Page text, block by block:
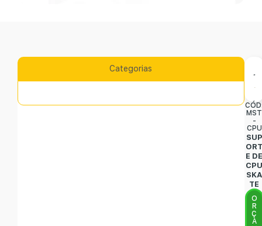
Categorias
MST
-
CPU
SUP
E
SKA
TE
O
R
Ç
A